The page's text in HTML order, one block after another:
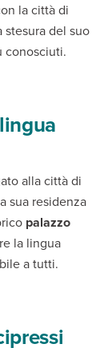
la città di
del suo
conosciuti.
alla città di
sua residenza
palazzo
la lingua
a tutti.